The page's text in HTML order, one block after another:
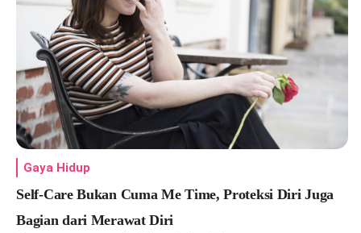
Gaya Hidup
Self-Care Bukan Cuma Me Time, Proteksi Diri Juga
Bagian dari Merawat Diri